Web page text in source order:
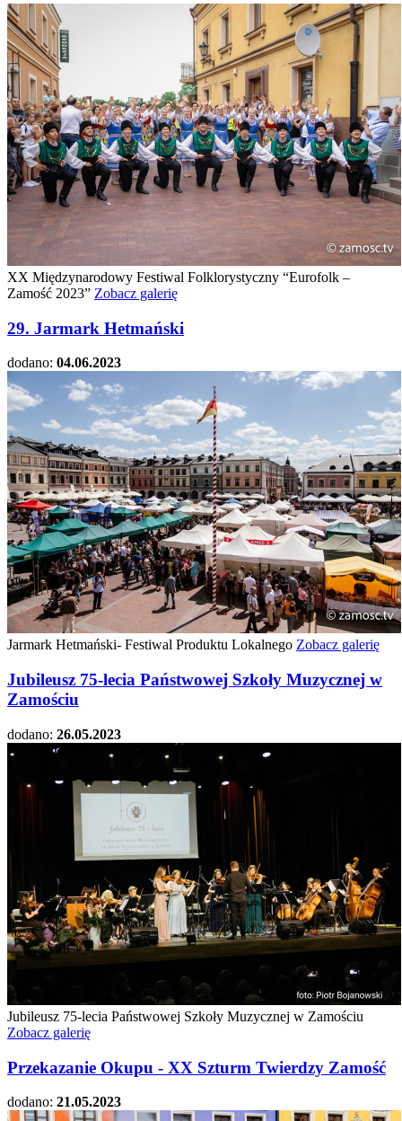
XX Międzynarodowy Festiwal Folklorystyczny “Eurofolk –
Zamość 2023” Zobacz galerię
29. Jarmark Hetmański
dodano: 04.06.2023
Jarmark Hetmański- Festiwal Produktu Lokalnego Zobacz galerię
Jubileusz 75-lecia Państwowej Szkoły Muzycznej w
Zamościu
dodano: 26.05.2023
Jubileusz 75-lecia Państwowej Szkoły Muzycznej w Zamościu
Zobacz galerię
Przekazanie Okupu - XX Szturm Twierdzy Zamość
dodano: 21.05.2023